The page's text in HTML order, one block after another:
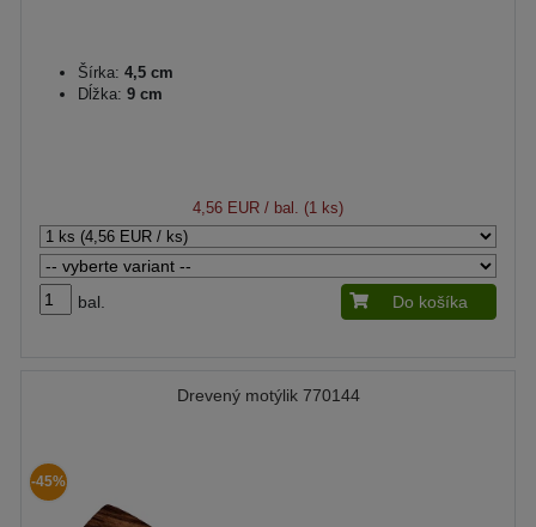
Šírka: 4,5 cm
Dĺžka: 9 cm
4,56 EUR / bal. (1 ks)
bal. Do košíka
Drevený motýlik 770144
-45%